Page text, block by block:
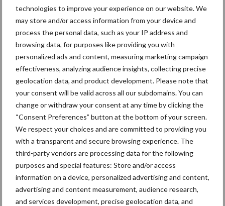
technologies to improve your experience on our website. We
may store and/or access information from your device and
process the personal data, such as your IP address and
browsing data, for purposes like providing you with
personalized ads and content, measuring marketing campaign
effectiveness, analyzing audience insights, collecting precise
geolocation data, and product development. Please note that
your consent will be valid across all our subdomains. You can
change or withdraw your consent at any time by clicking the
“Consent Preferences” button at the bottom of your screen.
We respect your choices and are committed to providing you
with a transparent and secure browsing experience. The
third-party vendors are processing data for the following
purposes and special features: Store and/or access
information on a device, personalized advertising and content,
advertising and content measurement, audience research,
and services development, precise geolocation data, and
Aanbevolen voor jou! Lees meer
Van onze partner Innovi
Beetle veegrobot: jouw
slimme hulp op de
werkvloer
Van onze partner The Legal
Company
Bescherming van
persoonsgegevens: grip op
de risico’s